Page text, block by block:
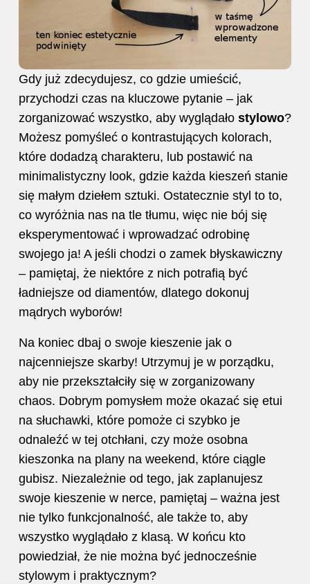
Gdy już zdecydujesz, co gdzie umieścić,
przychodzi czas na kluczowe pytanie – jak
zorganizować wszystko, aby wyglądało stylowo?
Możesz pomyśleć o kontrastujących kolorach,
które dodadzą charakteru, lub postawić na
minimalistyczny look, gdzie każda kieszeń stanie
się małym dziełem sztuki. Ostatecznie styl to to,
co wyróżnia nas na tle tłumu, więc nie bój się
eksperymentować i wprowadzać odrobinę
swojego ja! A jeśli chodzi o zamek błyskawiczny
– pamiętaj, że niektóre z nich potrafią być
ładniejsze od diamentów, dlatego dokonuj
mądrych wyborów!
Na koniec dbaj o swoje kieszenie jak o
najcenniejsze skarby! Utrzymuj je w porządku,
aby nie przekształciły się w zorganizowany
chaos. Dobrym pomysłem może okazać się etui
na słuchawki, które pomoże ci szybko je
odnaleźć w tej otchłani, czy może osobna
kieszonka na plany na weekend, które ciągle
gubisz. Niezależnie od tego, jak zaplanujesz
swoje kieszenie w nerce, pamiętaj – ważna jest
nie tylko funkcjonalność, ale także to, aby
wszystko wyglądało z klasą. W końcu kto
powiedział, że nie można być jednocześnie
stylowym i praktycznym?